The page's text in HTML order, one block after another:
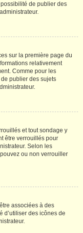
de publier des
sur la première page du
relativement
Comme pour les
publier des sujets
et tout sondage y
être verrouillés pour
Selon les
ou non verrouiller
associées à des
d’utiliser des icônes de